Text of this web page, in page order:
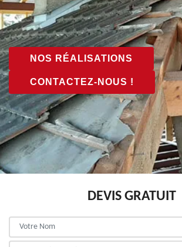
NOS RÉALISATIONS
CONTACTEZ-NOUS !
DEVIS GRATUIT